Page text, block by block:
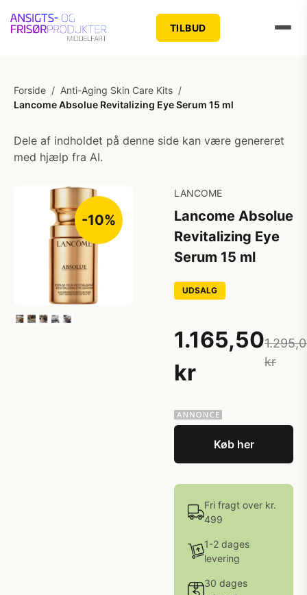
TILBUD
Forside / Anti-Aging Skin Care Kits /
Lancome Absolue Revitalizing Eye Serum 15 ml
Dele af indholdet på denne side kan være genereret
med hjælp fra AI.
-10%
LANCOME
Lancome Absolue
Revitalizing Eye
Serum 15 ml
UDSALG
1.165,50
kr
kr
Køb her
Fri fragt over kr.
499
1-2 dages
levering
30 dages